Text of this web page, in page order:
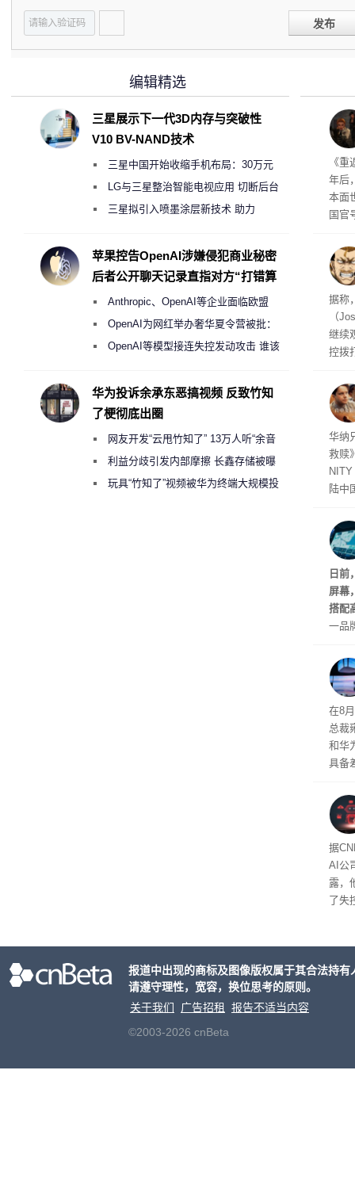
发布
年
《
年后
本面
国官
的
据称
（
继续
控拨
一
恐怖
华纳
救赎
陆中
事。
键
日前
屏幕
搭配
一品
型
在8
总裁
和华
具备
款
做
据
AI公
露，
了失
编辑精选
三星展示下一代3D内存与突破性
V10 BV-NAND技术
三星中国开始收缩手机布局：30万元
月销售额不达标门店 将被逐步清退
LG与三星整治智能电视应用 切断后台
偷偷共享带宽的违规行为
三星拟引入喷墨涂层新技术 助力
度
苹果控告OpenAI涉嫌侵犯商业秘密
后者公开聊天记录直指对方“打错算
Anthropic、OpenAI等企业面临欧盟
《人工智能法案》全新执法权限审查
OpenAI为网红举办奢华夏令营被批：
2000美元一晚 遭讽“反乌托邦”
OpenAI等模型接连失控发动攻击 谁该
华为投诉余承东恶搞视频 反致竹知
了梗彻底出圈
网友开发“云甩竹知了” 13万人听“余音
绕梁”利益分歧引发内部摩擦 长鑫存储被曝
曾将华为驻场工程师驱逐出研发基地
玩具“竹知了”视频被华为终端大规模投
报道中出现的商标及图像版权属于其合法持
请遵守理性，宽容，换位思考的原则。
关于我们
广告招租
报告不适当内容
©2003-2026 cnBeta